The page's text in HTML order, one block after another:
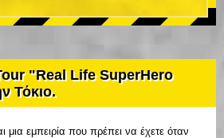
"Real Life SuperHero
Τόκιο.
μια εμπειρία που πρέπει να έχετε όταν